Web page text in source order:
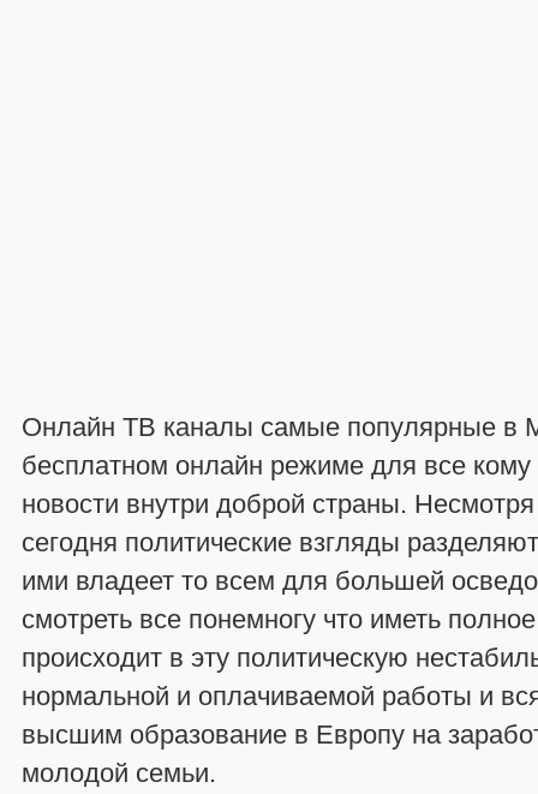
Онлайн ТВ каналы самые популярные в
бесплатном онлайн режиме для все кому
новости внутри доброй страны.
сегодня политические взгляды
ими владеет то всем для большей
смотреть все понемногу что иметь
происходит в эту политическую
нормальной и оплачиваемой работы и
высшим образование в Европу на
молодой семьи.